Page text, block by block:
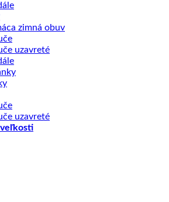
zimná obuv
uzavreté
uzavreté